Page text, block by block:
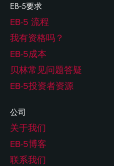
EB-5要求
EB-5 流程
我有资格吗？
EB-5成本
贝林常见问题答疑
EB-5投资者资源
公司
关于我们
EB-5博客
联系我们